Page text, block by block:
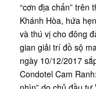
“cơn địa chấn” trên
Khánh Hòa, hứa
và thú vị cho đông
gian giải trí đồ sộ
ngày 10/12/2017
Condotel Cam